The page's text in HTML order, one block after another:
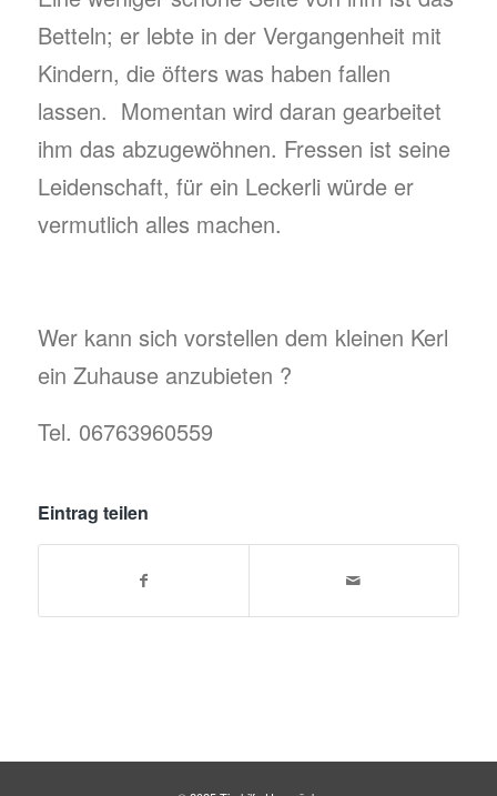
Betteln; er lebte in der Vergangenheit mit
Kindern, die öfters was haben fallen
lassen. Momentan wird daran gearbeitet
ihm das abzugewöhnen. Fressen ist seine
Leidenschaft, für ein Leckerli würde er
vermutlich alles machen.
Wer kann sich vorstellen dem kleinen Kerl
ein Zuhause anzubieten ?
Tel. 06763960559
Eintrag teilen